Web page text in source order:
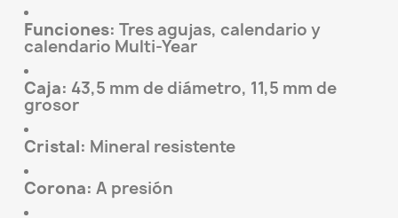
Funciones: Tres agujas, calendario y
calendario Multi-Year
Caja: 43,5 mm de diámetro, 11,5 mm de
grosor
Cristal: Mineral resistente
Corona: A presión